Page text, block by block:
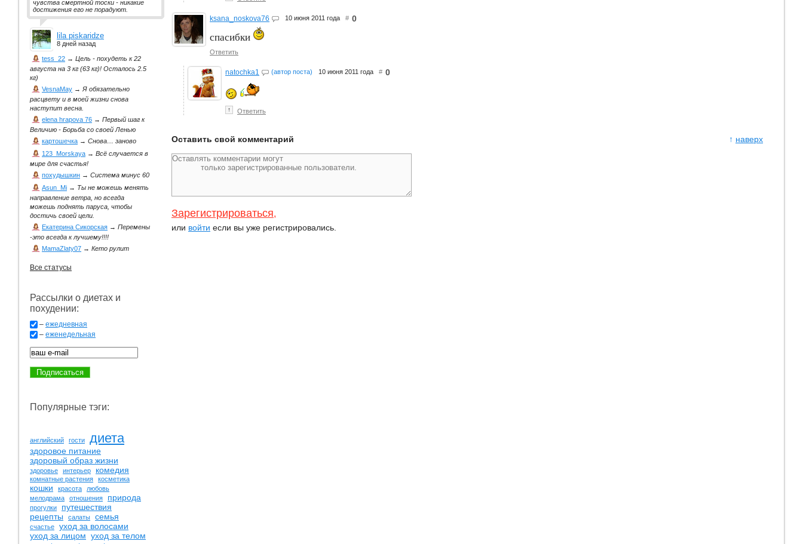
ksana_noskova76 10 июня 2011 года # 0
спасибки
Ответить
natochka1 (автор поста) 10 июня 2011 года # 0
↑ Ответить
↑ наверх
Оставить свой комментарий
Зарегистрироваться,
или войти если вы уже регистрировались.
чувства смертной тоски - никакие
достижения его не порадуют.
lila piskaridze
8 дней назад
tess_22 → Цель - похудеть к 22
августа на 3 кг (63 кг)! Осталось 2.5
кг)
VesnaMay →Я обязательно
расцвету и в моей жизни снова
наступит весна.
elena hrapova 76 → Первый шаг к
Величию - Борьба со своей Ленью
картошечка → Снова… заново
123_Morskaya → Всё случается в
мире для счастья!
похудышкин → Система минус 60
Asun_Mi → Ты не можешь менять
направление ветра, но всегда
можешь поднять паруса, чтобы
достичь своей цели.
Екатерина Сикорская → Перемены
-это всегда к лучшему!!!!
MamaZlaty07 → Кето рулит
Все статусы
Рассылки о диетах и
похудении:
– ежедневная
– еженедельная
Популярные тэги:
английский гости диета
здоровое питание
здоровый образ жизни
здоровье интерьер комедия
комнатные растения косметика
кошки красота
любовь
мелодрама
отношения природа
прогулки
путешествия
рецепты
салаты семья
счастье
уход за волосами
уход за лицом уход за телом